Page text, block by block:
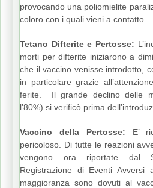
provocando una poliomielite
coloro con i quali vieni a contatto.
Tetano Difterite e Pertosse:
morti per difterite iniziarono a
che il vaccino venisse introdotto,
in particolare grazie
ferite. Il grande declino delle
l’80%) si verificò prima
Vaccino della Pertosse: E’
pericoloso. Di tutte le reazioni
vengono ora riportate dal
Registrazione di Eventi Avversi
maggioranza sono dovuti al